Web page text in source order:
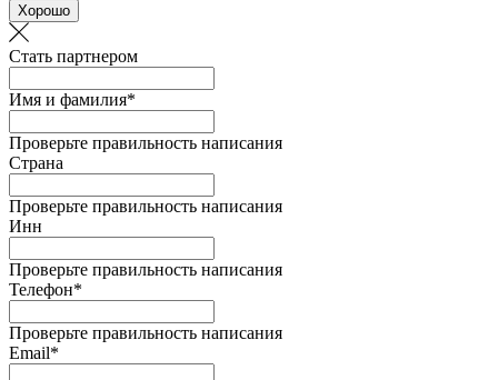
Хорошо
Стать партнером
Имя и фамилия*
Проверьте правильность написания
Страна
Проверьте правильность написания
Инн
Проверьте правильность написания
Телефон*
Проверьте правильность написания
Email*